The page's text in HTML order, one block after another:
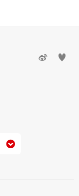
 
